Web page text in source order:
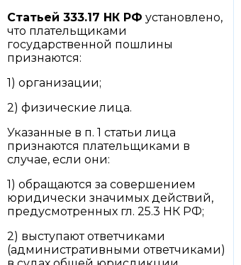
Статьей 333.17 НК РФ установлено,
что плательщиками
государственной пошлины
признаются:
1) организации;
2) физические лица.
Указанные в п. 1 статьи лица
признаются плательщиками в
случае, если они:
1) обращаются за совершением
юридически значимых действий,
предусмотренных гл. 25.3 НК РФ;
2) выступают ответчиками
(административными ответчиками)